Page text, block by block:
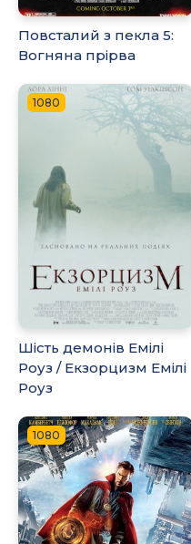
Повсталий з пекла 5:
Вогняна прірва
1080
Шість демонів Емілі
Роуз / Екзорцизм Емілі
Роуз
1080